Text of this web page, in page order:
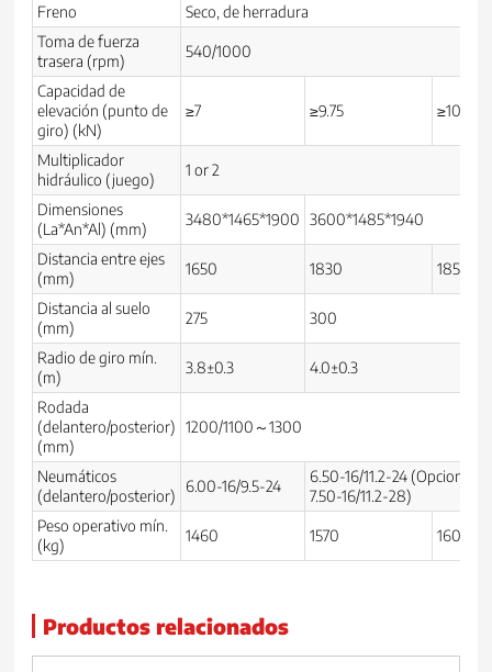
Freno
Seco, de herradura
Toma de fuerza
trasera (rpm)
540/1000
Capacidad de
elevación (punto de
giro) (kN)
≥7 ≥9.75 ≥10.8
Multiplicador
hidráulico (juego)
1 or 2
Dimensiones
(La*An*Al) (mm)
3480*1465*1900 3600*1485*1940
Distancia entre ejes
(mm)
1650 1830 1850
Distancia al suelo
(mm)
275 300
Radio de giro mín.
(m)
3.8±0.3 4.0±0.3
Rodada
(delantero/posterior)
(mm)
1200/1100～1300
Neumáticos
(delantero/posterior)
6.00-16/9.5-24
6.50-16/11.2-24 (Opcional:
7.50-16/11.2-28)
Peso operativo mín.
(kg)
1460 1570 1600
Productos relacionados